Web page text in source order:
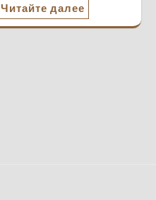
Читайте далее